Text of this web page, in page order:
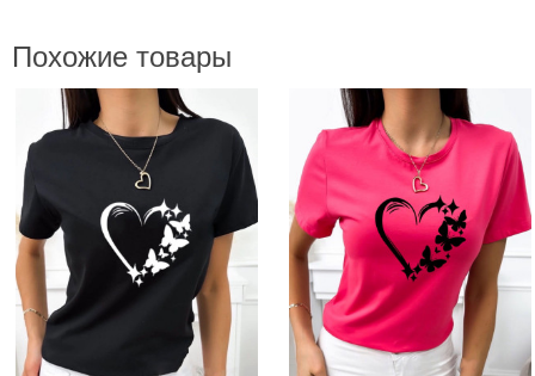
Похожие товары